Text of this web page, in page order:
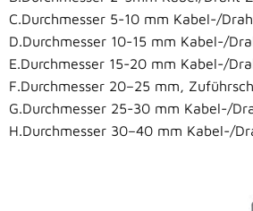
C.Durchmesser 5-10 mm Kabel-/
D.Durchmesser 10-15 mm Kabel-/
E.Durchmesser 15-20 mm Kabel-/
F.Durchmesser 20–25 mm,
G.Durchmesser 25-30 mm Kabel-/
H.Durchmesser 30–40 mm Kabel-/